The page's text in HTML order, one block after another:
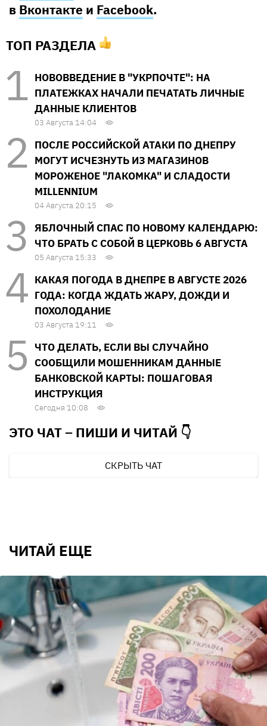
в Вконтакте и Facebook.
ТОП РАЗДЕЛА
НОВОВВЕДЕНИЕ В "УКРПОЧТЕ": НА
ПЛАТЕЖКАХ НАЧАЛИ ПЕЧАТАТЬ ЛИЧНЫЕ
ДАННЫЕ КЛИЕНТОВ
03 Августа 14:04
ПОСЛЕ РОССИЙСКОЙ АТАКИ ПО ДНЕПРУ
МОГУТ ИСЧЕЗНУТЬ ИЗ МАГАЗИНОВ
МОРОЖЕНОЕ "ЛАКОМКА" И СЛАДОСТИ
MILLENNIUM
04 Августа 20:15
ЯБЛОЧНЫЙ СПАС ПО НОВОМУ КАЛЕНДАРЮ:
ЧТО БРАТЬ С СОБОЙ В ЦЕРКОВЬ 6 АВГУСТА
05 Августа 15:33
КАКАЯ ПОГОДА В ДНЕПРЕ В АВГУСТЕ 2026
ГОДА: КОГДА ЖДАТЬ ЖАРУ, ДОЖДИ И
ПОХОЛОДАНИЕ
03 Августа 19:11
ЧТО ДЕЛАТЬ, ЕСЛИ ВЫ СЛУЧАЙНО
СООБЩИЛИ МОШЕННИКАМ ДАННЫЕ
БАНКОВСКОЙ КАРТЫ: ПОШАГОВАЯ
ИНСТРУКЦИЯ
Сегодня 10:08
ЭТО ЧАТ – ПИШИ И ЧИТАЙ 👇
СКРЫТЬ ЧАТ
ЧИТАЙ ЕЩЕ